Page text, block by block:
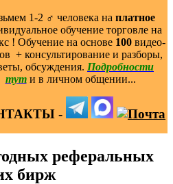
1-2 ‍♂️ человека на платное
обучение торговле на
! Обучение на основе 100видео-
+ консультирование и разборы,
обсуждения. Подробности
тут и в личном общении...
-
реферальных
бирж